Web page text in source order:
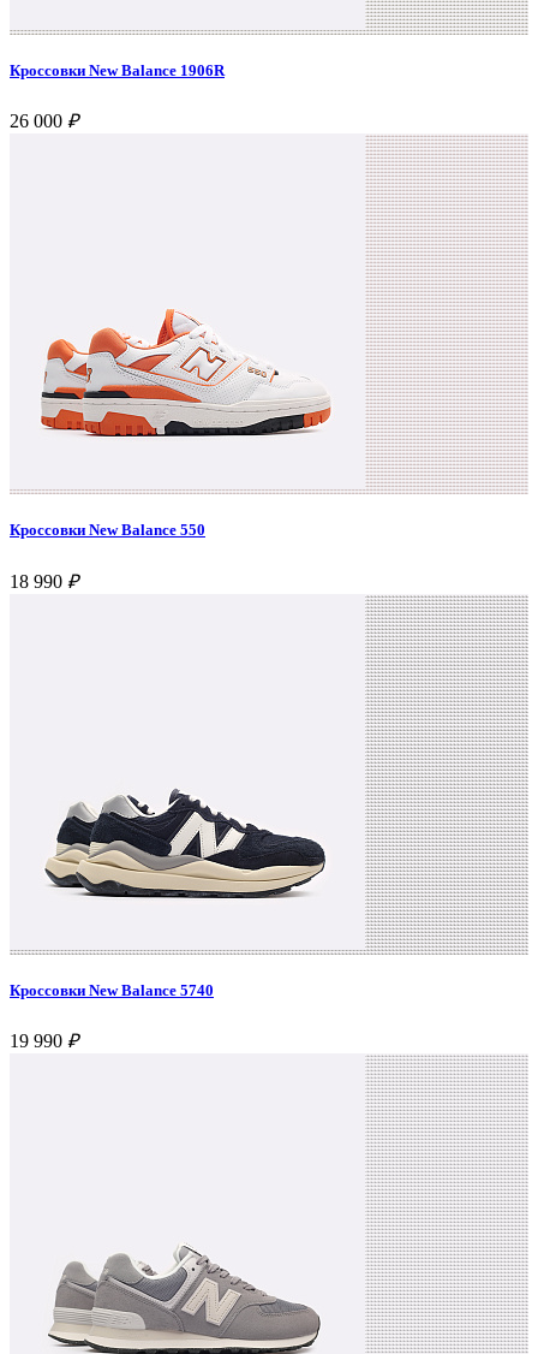
Кроссовки New Balance 1906R
26 000 ₽
Кроссовки New Balance 550
18 990 ₽
Кроссовки New Balance 5740
19 990 ₽